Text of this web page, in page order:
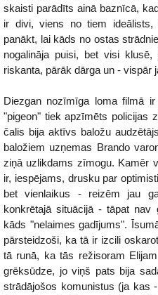
skaisti parādīts ainā baznīcā,
ir divi, viens no tiem
panākt, lai kāds no ostas
nogalināja puisi, bet visi
riskanta, pārāk dārga un - vispār
Diezgan nozīmīga loma filmā
"pigeon" tiek apzīmēts policijas
čalis bija aktīvs baložu
baložiem uzņemas Brando
ziņā uzlikdams zīmogu. Kamēr
ir, iespējams, drusku par
bet vienlaikus - reizēm jau
konkrētajā situācijā - tāpat nav
kāds "nelaimes gadījums".
pārsteidzoši, ka tā ir izcili
tā runā, ka tās režisoram
grēksūdze, jo viņš pats bija
strādājošos komunistus (ja kas